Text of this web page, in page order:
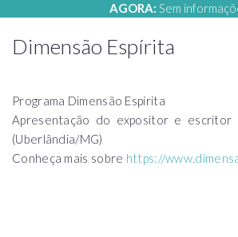
AGORA: Sem
Dimensão Espírita
Programa Dimensão Espírita
Apresentação do expositor e escritor
(Uberlândia/MG)
Conheça mais sobre https://